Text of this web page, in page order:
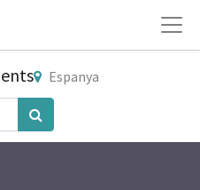
Espanya